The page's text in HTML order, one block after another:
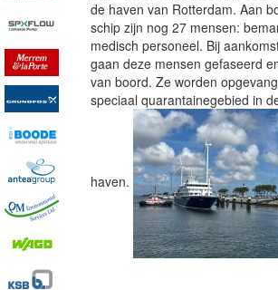
de haven van Rotterdam. Aan
schip zijn nog 27 mensen:
medisch personeel. Bij
gaan deze mensen gefaseerd
van boord. Ze worden
speciaal quarantainegebied in
haven.